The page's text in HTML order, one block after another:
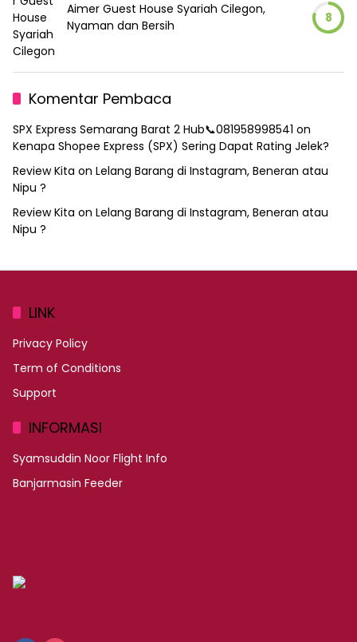
Aimer Guest House Syariah Cilegon,
Nyaman dan Bersih
8
Komentar Pembaca
SPX Express Semarang Barat 2 Hub📞081958998541 on
Kenapa Shopee Express (SPX) Sering Dapat Rating Jelek?
Review Kita on Lelang Barang di Instagram, Beneran atau
Nipu ?
Review Kita on Lelang Barang di Instagram, Beneran atau
Nipu ?
LINK
Privacy Policy
Term of Conditions
Support
INFORMASI
Syamsuddin Noor Flight Info
Banjarmasin Feeder